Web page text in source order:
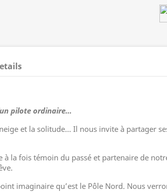
pilote ordinaire…
et la solitude… Il nous invite à partager
à la fois témoin du passé et partenaire de
imaginaire qu’est le Pôle Nord. Nous